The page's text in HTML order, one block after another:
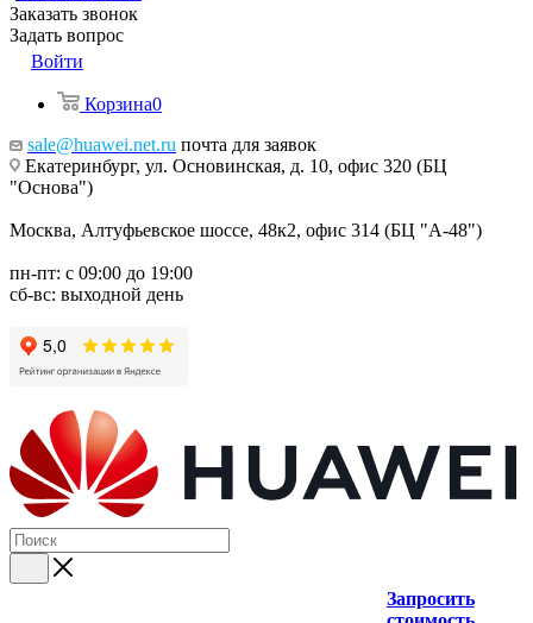
Заказать звонок
Задать вопрос
Войти
Корзина0
sale@huawei.net.ru почта для заявок
Екатеринбург, ул. Основинская, д. 10, офис 320 (БЦ
"Основа")
Москва, Алтуфьевское шоссе, 48к2, офис 314 (БЦ "А-48")
пн-пт: с 09:00 до 19:00
сб-вс: выходной день
Запросить